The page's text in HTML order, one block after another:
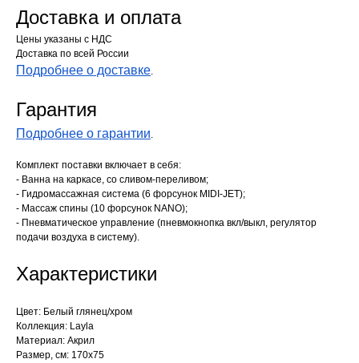
Доставка и оплата
Цены указаны с НДС
Доставка по всей России
Подробнее о доставке.
Гарантия
Подробнее о гарантии.
Комплект поставки включает в себя:
- Ванна на каркасе, со сливом-переливом;
- Гидромассажная система (6 форсунок MIDI-JET);
- Массаж спины (10 форсунок NANO);
- Пневматическое управление (пневмокнопка вкл/выкл, регулятор
подачи воздуха в систему).
Характеристики
Цвет: Белый глянец/хром
Коллекция: Layla
Материал: Акрил
Размер, см: 170х75